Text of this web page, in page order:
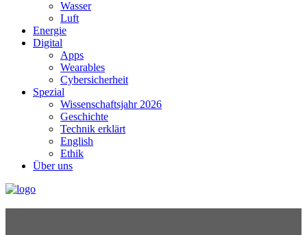
Wasser
Luft
Energie
Digital
Apps
Wearables
Cybersicherheit
Spezial
Wissenschaftsjahr 2026
Geschichte
Technik erklärt
English
Ethik
Über uns